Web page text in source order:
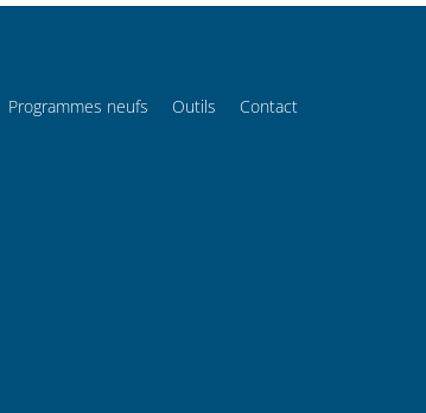
Programmes neufs Outils Contact